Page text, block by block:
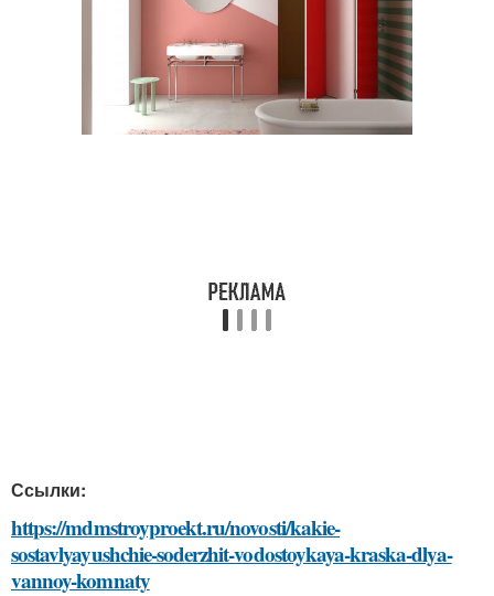
Ссылки:
https://mdmstroyproekt.ru/novosti/kakie-
sostavlyayushchie-soderzhit-vodostoykaya-kraska-dlya-
vannoy-komnaty